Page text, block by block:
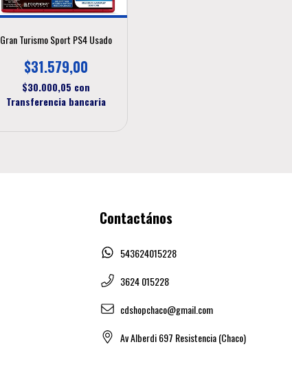
Gran Turismo Sport PS4 Usado
$31.579,00
$30.000,05 con
Transferencia bancaria
Contactános
543624015228
3624 015228
cdshopchaco@gmail.com
Av Alberdi 697 Resistencia (Chaco)